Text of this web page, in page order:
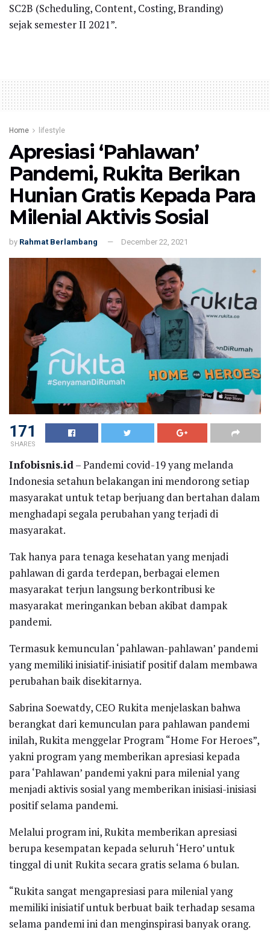
SC2B (Scheduling, Content, Costing, Branding)
sejak semester II 2021”.
Home lifestyle
Apresiasi ‘Pahlawan’
Pandemi, Rukita Berikan
Hunian Gratis Kepada Para
Milenial Aktivis Sosial
by Rahmat Berlambang December 22, 2021
171
SHARES
Infobisnis.id– Pandemi covid-19 yang melanda
Indonesia setahun belakangan ini mendorong setiap
masyarakat untuk tetap berjuang dan bertahan dalam
menghadapi segala perubahan yang terjadi di
masyarakat.
Tak hanya para tenaga kesehatan yang menjadi
pahlawan di garda terdepan, berbagai elemen
masyarakat terjun langsung berkontribusi ke
masyarakat meringankan beban akibat dampak
pandemi.
Termasuk kemunculan ‘pahlawan-pahlawan’ pandemi
yang memiliki inisiatif-inisiatif positif dalam membawa
perubahan baik disekitarnya.
Sabrina Soewatdy, CEO Rukita menjelaskan bahwa
berangkat dari kemunculan para pahlawan pandemi
inilah, Rukita menggelar Program “Home For Heroes”,
yakni program yang memberikan apresiasi kepada
para ‘Pahlawan’ pandemi yakni para milenial yang
menjadi aktivis sosial yang memberikan inisiasi-inisiasi
positif selama pandemi.
Melalui program ini, Rukita memberikan apresiasi
berupa kesempatan kepada seluruh ‘Hero’ untuk
tinggal di unit Rukita secara gratis selama 6 bulan.
“Rukita sangat mengapresiasi para milenial yang
memiliki inisiatif untuk berbuat baik terhadap sesama
selama pandemi ini dan menginspirasi banyak orang.